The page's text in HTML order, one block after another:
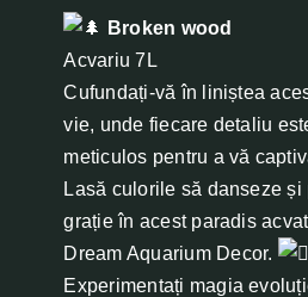
Broken wood
Acvariu 7L
Cufundați-vă în liniștea
vie, unde fiecare detaliu
meticulos pentru a vă
Lasă culorile să danseze
grație în acest paradis
Dream Aquarium Decor.
Experimentați magia